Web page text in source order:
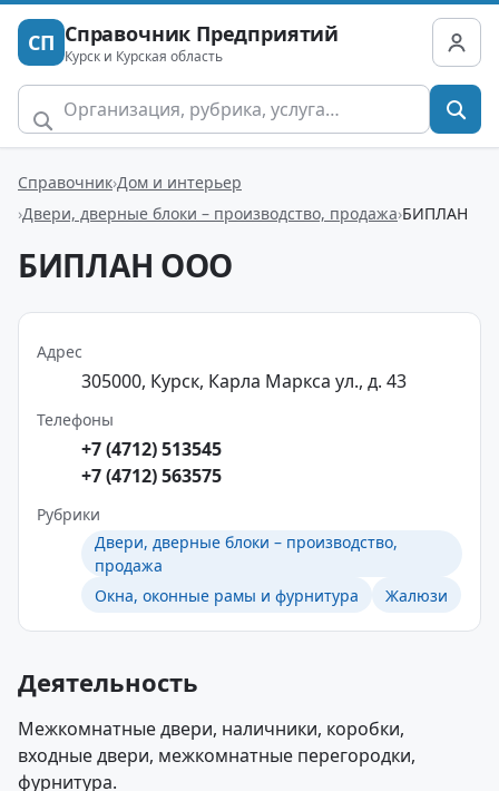
СП Справочник Предприятий
Курск и Курская область
Справочник Дом и интерьер
Двери, дверные блоки – производство, продажа БИПЛАН
БИПЛАН ООО
Адрес
305000, Курск, Карла Маркса ул., д. 43
Телефоны
+7 (4712) 513545
+7 (4712) 563575
Рубрики
Двери, дверные блоки – производство,
продажа
Окна, оконные рамы и фурнитура
Жалюзи
Деятельность
Межкомнатные двери, наличники, коробки,
входные двери, межкомнатные перегородки,
фурнитура.